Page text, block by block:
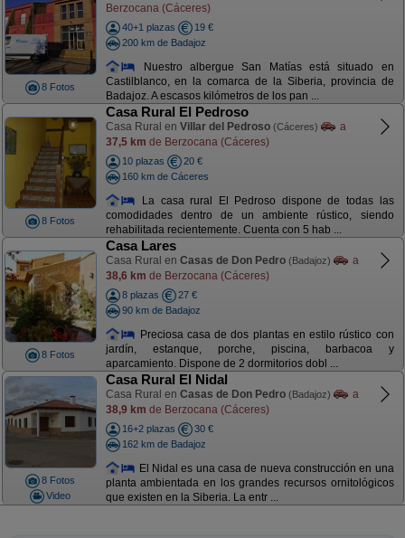
8 Fotos
Berzocana (Cáceres)
40+1 plazas
19 €
200 km de Badajoz
Nuestro albergue San Matías está situado en
Castilblanco, en la comarca de la Siberia, provincia de
Badajoz. A escasos kilómetros de los pan ...
8 Fotos
Casa Rural El Pedroso
Casa Rural en Villar del Pedroso (Cáceres)
a
37,5 km de Berzocana (Cáceres)
10 plazas
20 €
160 km de Cáceres
La casa rural El Pedroso dispone de todas las
comodidades dentro de un ambiente rústico, siendo
rehabilitada recientemente. Cuenta con 5 hab ...
8 Fotos
Casa Lares
Casa Rural en Casas de Don Pedro (Badajoz)
a
38,6 km de Berzocana (Cáceres)
8 plazas
27 €
90 km de Badajoz
Preciosa casa de dos plantas en estilo rústico con
jardín, estanque, porche, piscina, barbacoa y
aparcamiento. Dispone de 2 dormitorios dobl ...
8 Fotos
Video
Casa Rural El Nidal
Casa Rural en Casas de Don Pedro (Badajoz)
a
38,9 km de Berzocana (Cáceres)
16+2 plazas
30 €
162 km de Badajoz
El Nidal es una casa de nueva construcción en una
planta ambientada en los grandes recursos ornitológicos
que existen en la Siberia. La entr ...